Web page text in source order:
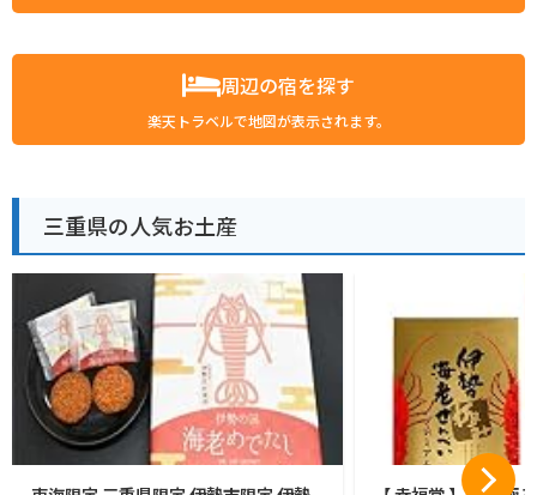
周辺の宿を探す
楽天トラベルで地図が表示されます。
三重県の人気お土産